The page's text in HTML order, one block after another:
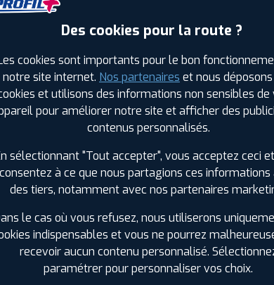
Été
Largeur :205
Hauteur :55
Diamètre :15
Charge :88
Bruit de roulement externe : 69
Résistance au roulement :
Adhérence sur sol mouillé : A
Code EAN :
Des cookies pour la route ?
cookies sont importants pour le bon
notre site internet. Nos partenaires et nous
et utilisons des informations non sensibles de
pour améliorer notre site et afficher des
contenus personnalisés.
sélectionnant "Tout accepter", vous acceptez ceci
consentez à ce que nous partagions ces informations
des tiers, notamment avec nos partenaires
le cas où vous refusez, nous utiliserons
indispensables et vous ne pourrez
recevoir aucun contenu personnalisé.
paramétrer pour personnaliser vos choix.